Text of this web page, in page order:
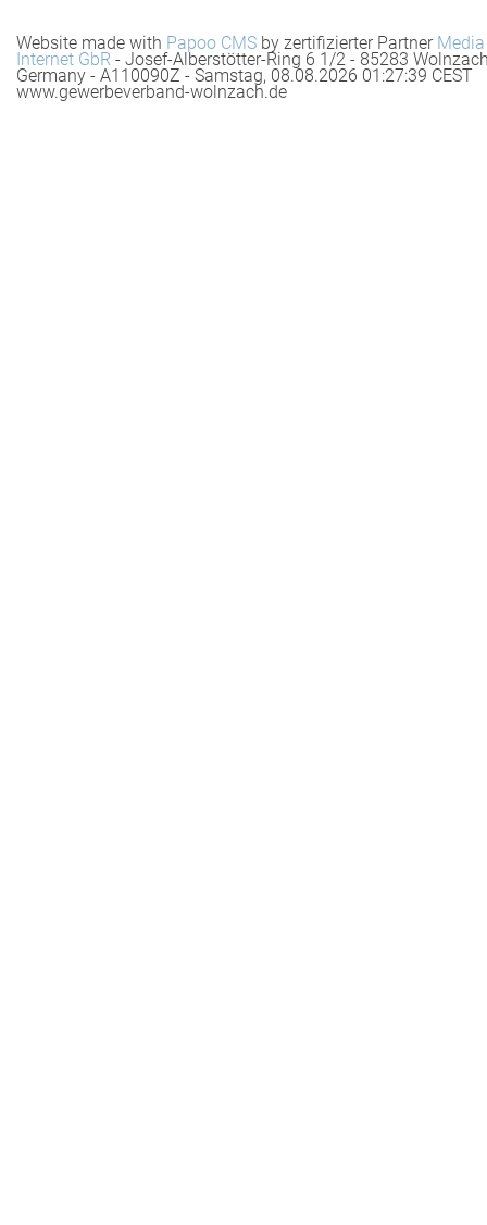
Website made with Papoo CMS by zertifizierter Partner Media
Internet GbR - Josef-Alberstötter-Ring 6 1/2 - 85283
Germany - A110090Z - Samstag, 08.08.2026 01:27:39 CEST
www.gewerbeverband-wolnzach.de